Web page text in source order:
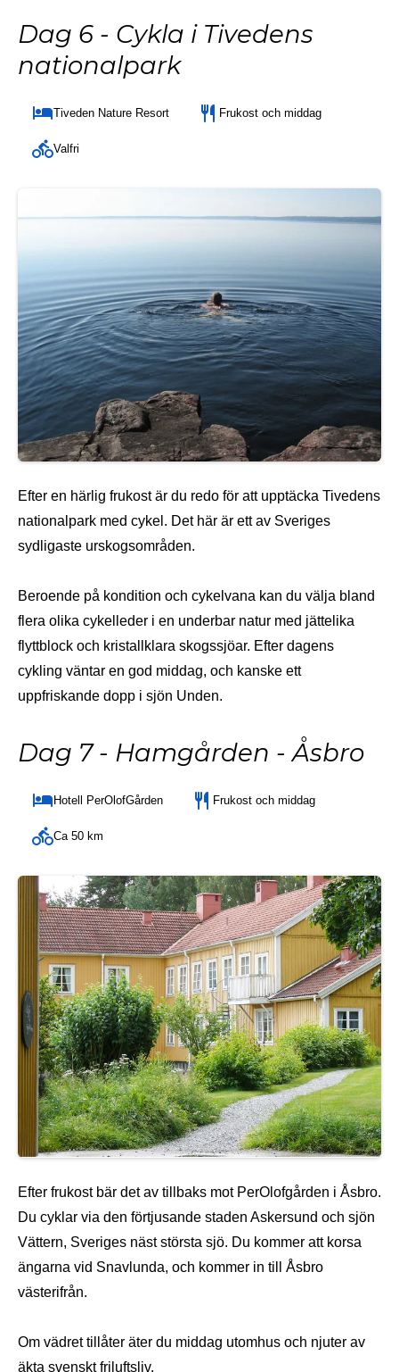
Dag 6 - Cykla i Tivedens
nationalpark
Tiveden Nature Resort Frukost och middag
Valfri
Efter en härlig frukost är du redo för att upptäcka Tivedens
nationalpark med cykel. Det här är ett av Sveriges
sydligaste urskogsområden.
Beroende på kondition och cykelvana kan du välja bland
flera olika cykelleder i en underbar natur med jättelika
flyttblock och kristallklara skogssjöar. Efter dagens
cykling väntar en god middag, och kanske ett
uppfriskande dopp i sjön Unden.
Dag 7 - Hamgården - Åsbro
Hotell PerOlofGården Frukost och middag
Ca 50 km
Efter frukost bär det av tillbaks mot PerOlofgården i Åsbro.
Du cyklar via den förtjusande staden Askersund och sjön
Vättern, Sveriges näst största sjö. Du kommer att korsa
ängarna vid Snavlunda, och kommer in till Åsbro
västerifrån.
Om vädret tillåter äter du middag utomhus och njuter av
äkta svenskt friluftsliv.